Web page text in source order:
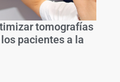
tomografías
pacientes a la